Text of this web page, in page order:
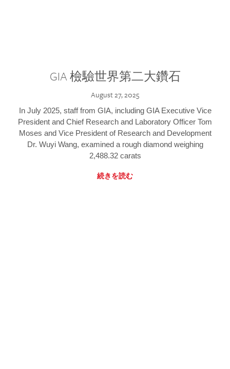
GIA 檢驗世界第二大鑽石
August 27, 2025
In July 2025, staff from GIA, including GIA Executive Vice
President and Chief Research and Laboratory Officer Tom
Moses and Vice President of Research and Development
Dr. Wuyi Wang, examined a rough diamond weighing
2,488.32 carats
続きを読む